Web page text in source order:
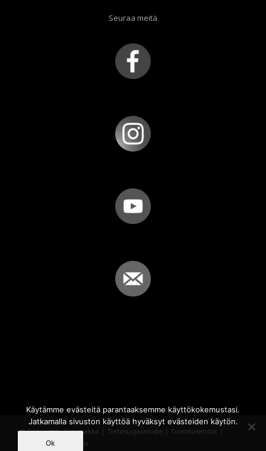
Seuraa meitä
© Copyright - Sammakko | Tietosuojaseloste | Toimitusehdot |
Powered by
iQWebbi
Käytämme evästeitä parantaaksemme käyttökokemustasi.
Jatkamalla sivuston käyttöä hyväksyt evästeiden käytön.
Ok